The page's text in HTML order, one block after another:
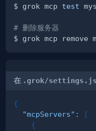
$ grok mcp test
# 删除服务器
在 .grok/
{
"mcpServers" :
[
{